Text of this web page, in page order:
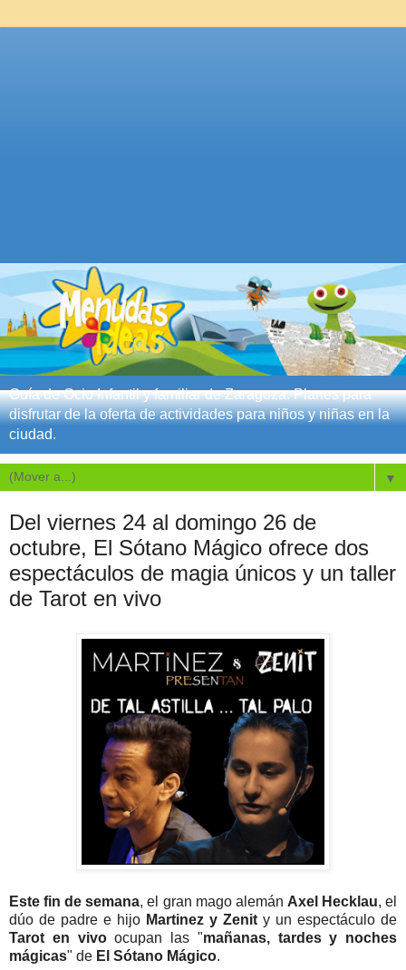
Guía de Ocio Infantil y familiar de Zaragoza. Planes para
disfrutar de la oferta de actividades para niños y niñas en la
ciudad.
▼
Del viernes 24 al domingo 26 de
octubre, El Sótano Mágico ofrece dos
espectáculos de magia únicos y un taller
de Tarot en vivo
Este fin de semana, el gran mago alemán Axel Hecklau, el
dúo de padre e hijo Martinez y Zenit y un espectáculo de
Tarot en vivoocupan las "mañanas, tardes y noches
mágicas" de El Sótano Mágico.